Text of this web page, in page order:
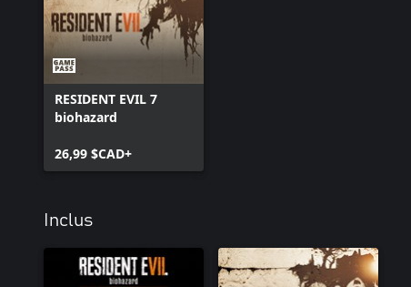
RESIDENT EVIL 7
biohazard
26,99 $CAD+
Inclus